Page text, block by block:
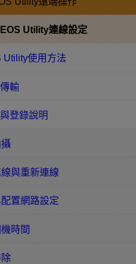
Utility連線設定
Utility使用方法
輸
登錄說明
與重新連線
置網路設定
時間